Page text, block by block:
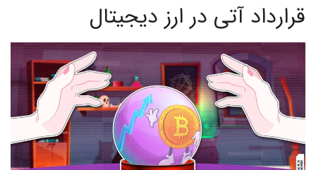
قرارداد آتی در ارز دیجیتال